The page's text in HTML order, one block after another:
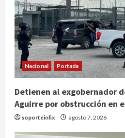
Nacional Portada
Detienen al exgobernador
Aguirre por obstrucción en
soporteinfix agosto 7, 2026
Detienen a ‘El
drogas y